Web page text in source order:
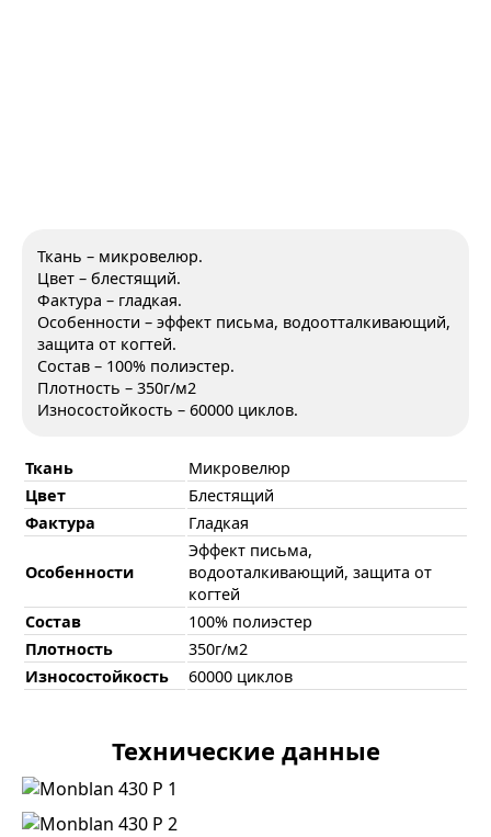
Ткань – микровелюр.
Цвет – блестящий.
Фактура – гладкая.
Особенности – эффект письма, водоотталкивающий,
защита от когтей.
Состав – 100% полиэстер.
Плотность – 350г/м2
Износостойкость – 60000 циклов.
Ткань
Микровелюр
Цвет
Блестящий
Фактура
Гладкая
Особенности
Эффект письма,
водооталкивающий, защита от
когтей
Состав
100% полиэстер
Плотность
350г/м2
Износостойкость
60000 циклов
Технические данные